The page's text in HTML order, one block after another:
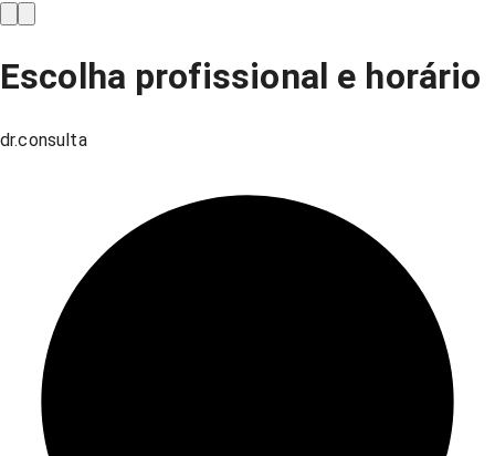
Escolha profissional e horário
dr.consulta